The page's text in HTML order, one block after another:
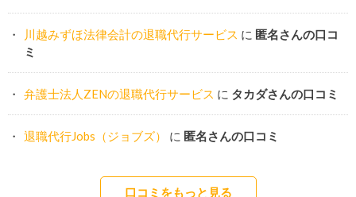
川越みずほ法律会計の退職代行サービス に 匿名さんの口コ
ミ
弁護士法人ZENの退職代行サービス に タカダさんの口コミ
退職代行Jobs（ジョブズ） に 匿名さんの口コミ
口コミをもっと見る